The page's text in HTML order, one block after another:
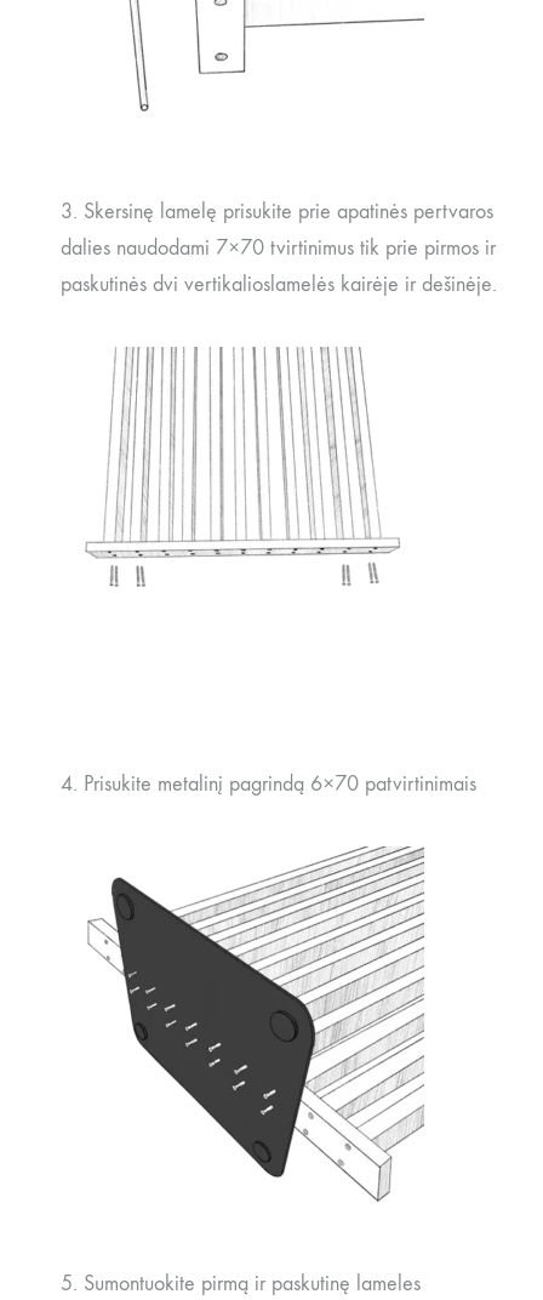
3. Skersinę lamelę prisukite prie apatinės pertvaros
dalies naudodami 7×70 tvirtinimus tik prie pirmos ir
paskutinės dvi vertikalioslamelės kairėje ir dešinėje.
4. Prisukite metalinį pagrindą 6×70 patvirtinimais
5. Sumontuokite pirmą ir paskutinę lameles